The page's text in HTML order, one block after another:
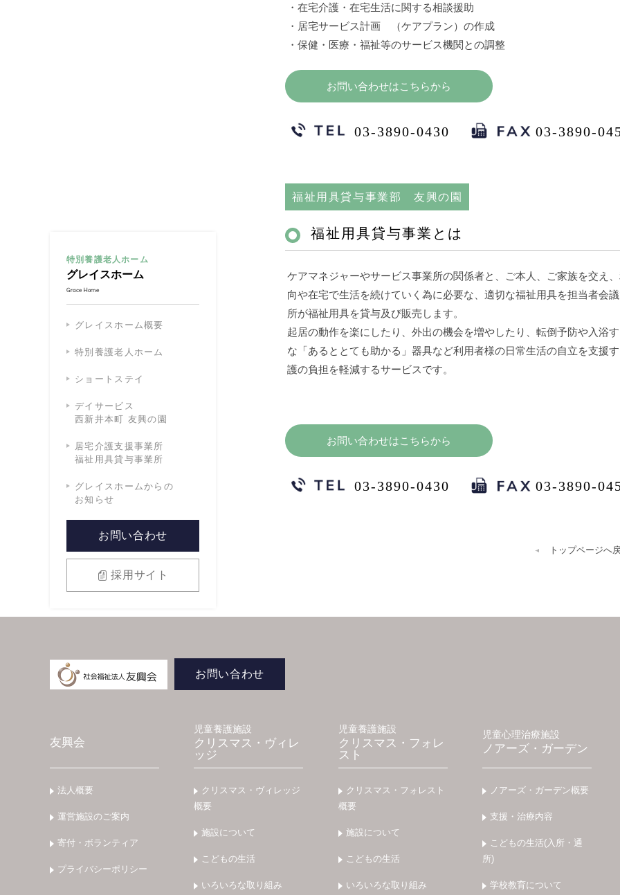
特別養護老人ホーム
グレイスホーム
Grace Home
グレイスホーム概要
特別養護老人ホーム
ショートステイ
デイサービス
西新井本町 友興の園
居宅介護支援事業所
福祉用具貸与事業所
グレイスホームからの
お知らせ
お問い合わせ
採用サイト
・在宅介護・在宅生活に関する相談援助
・居宅サービス計画 （ケアプラン）の作成
・保健・医療・福祉等のサービス機関との調整
お問い合わせはこちらから
03-3890-0430 03-3890-
福祉用具貸与事業部 友興の園
福祉用具貸与事業とは
ケアマネジャーやサービス事業所の関係者と、ご本人、ご家族を交え
向や在宅で生活を続けていく為に必要な、適切な福祉用具を担当者会
所が福祉用具を貸与及び販売します。
起居の動作を楽にしたり、外出の機会を増やしたり、転倒予防や入浴
な「あるととても助かる」器具など利用者様の日常生活の自立を支援
護の負担を軽減するサービスです。
お問い合わせはこちらから
03-3890-0430 03-3890-
トップページへ
お問い合わせ
友興会
法人概要
運営施設のご案内
寄付・ボランティア
プライバシーポリシー
児童養護施設
クリスマス・ヴィレ
ッジ
クリスマス・ヴィレッジ
概要
施設について
こどもの生活
いろいろな取り組み
児童養護施設
クリスマス・フォレ
スト
クリスマス・フォレスト
概要
施設について
こどもの生活
いろいろな取り組み
児童心理治療施設
ノアーズ・ガーデン
ノアーズ・ガーデン概要
支援・治療内容
こどもの生活(入所・通
所)
学校教育について